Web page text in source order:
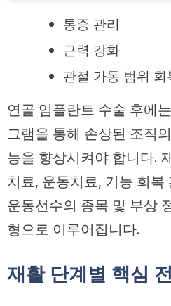
통증 관리
근력 강화
관절 가동 범위 회
연골 임플란트 수술 후에
그램을 통해 손상된 조직
능을 향상시켜야 합니다.
치료, 운동치료, 기능 회복
운동선수의 종목 및 부상
형으로 이루어집니다.
재활 단계별 핵심